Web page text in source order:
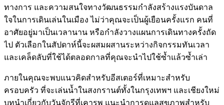
ทางการ และความสนใจทางวัฒนธรรมกำลังสร้างแรงบันดาล
ใจในการเดินเล่นในเมือง ไม่ว่าคุณจะเป็นผู้เยือนครั้งแรก คนที่
อาศัยอยู่มาเป็นเวลานาน หรือกำลังวางแผนการเดินทางครั้งถัด
ไป ตัวเลือกในสัปดาห์นี้จะผสมผสานระหว่างกิจกรรมทันเวลา
และเคล็ดลับที่ใช้ได้ตลอดกาลที่คุณจะนำไปใช้ซ้ำแล้วซ้ำเล่า
ภายในคุณจะพบแนวคิดสำหรับอีสเตอร์ที่เหมาะสำหรับ
ครอบครัว ที่จะเล่นน้ำในสงกรานต์ทั้งในกรุงเทพฯ และเชียงใหม่
บทนำเกี่ยวกับวันจักรีที่เคารพ แนะนำการดูแลสุขภาพสำหรับ